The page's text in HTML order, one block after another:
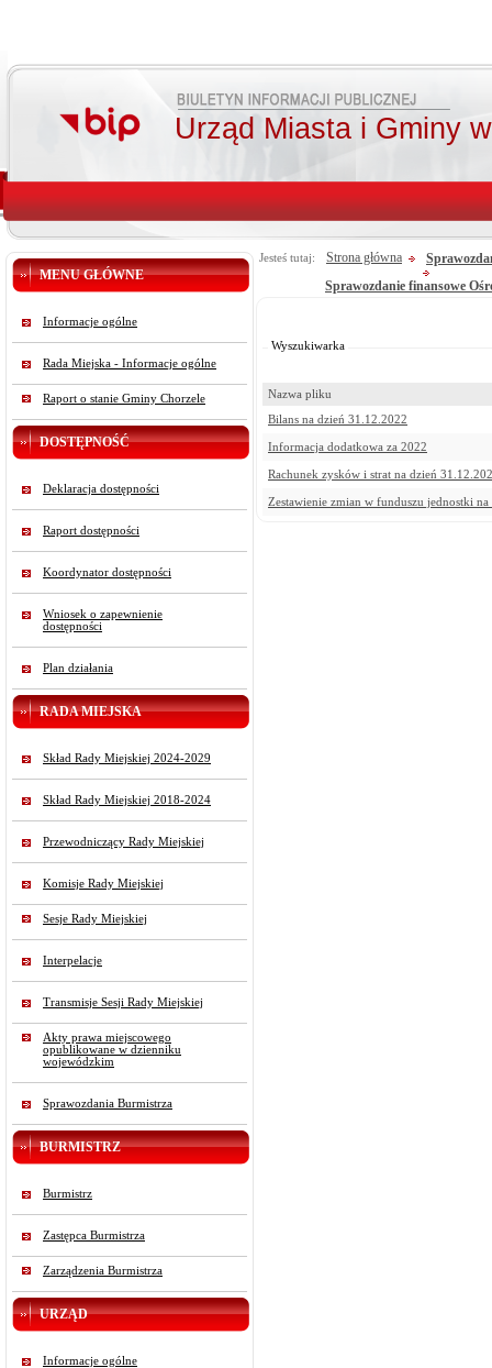
Urząd Miasta i Gminy
MENU GŁÓWNE
Informacje ogólne
Rada Miejska - Informacje ogólne
Raport o stanie Gminy Chorzele
DOSTĘPNOŚĆ
Deklaracja dostępności
Raport dostępności
Koordynator dostępności
Wniosek o zapewnienie
dostępności
Plan działania
RADA MIEJSKA
Skład Rady Miejskiej 2024-2029
Skład Rady Miejskiej 2018-2024
Przewodniczący Rady Miejskiej
Komisje Rady Miejskiej
Sesje Rady Miejskiej
Interpelacje
Transmisje Sesji Rady Miejskiej
Akty prawa miejscowego
opublikowane w dzienniku
wojewódzkim
Sprawozdania Burmistrza
BURMISTRZ
Burmistrz
Zastępca Burmistrza
Zarządzenia Burmistrza
URZĄD
Informacje ogólne
Jesteś tutaj: Strona główna
Sprawozdanie finansowe
Wyszukiwarka
Nazwa pliku
Bilans na dzień 31.12.2022
Informacja dodatkowa za 2022
Rachunek zysków i strat na dzień
Zestawienie zmian w funduszu jednostki